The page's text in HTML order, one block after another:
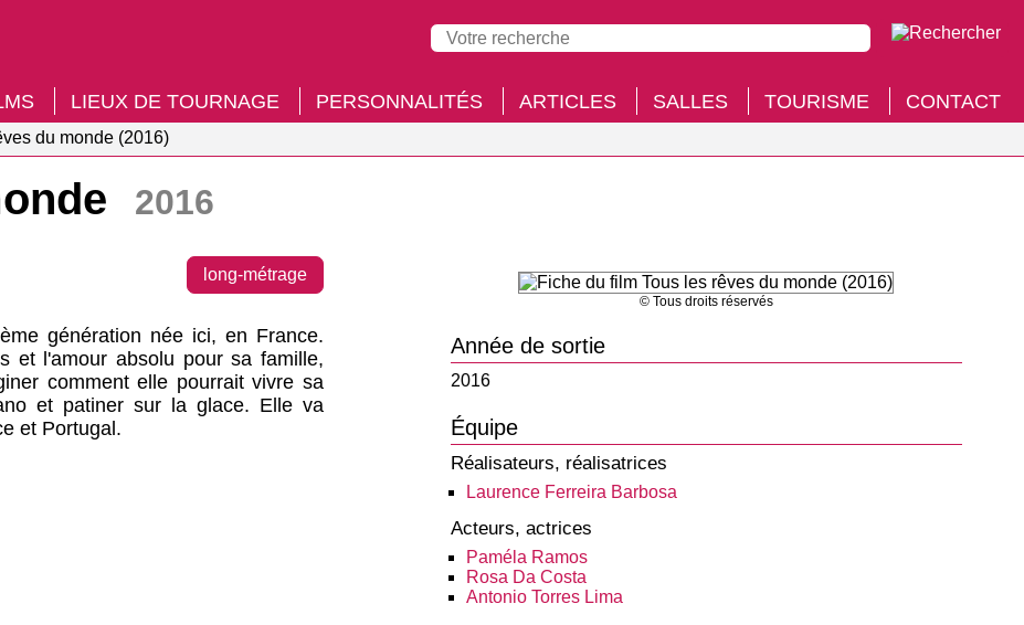
LIEUX DE TOURNAGE PERSONNALITÉS ARTICLES SALLES TOURISME CONTACT
du monde (2016)
2016
long-métrage
génération née ici, en France.
et l'amour absolu pour sa famille,
comment elle pourrait vivre sa
et patiner sur la glace. Elle va
et Portugal.
© Tous droits réservés
Année de sortie
2016
Équipe
Réalisateurs, réalisatrices
Laurence Ferreira Barbosa
Acteurs, actrices
Paméla Ramos
Rosa Da Costa
Antonio Torres Lima